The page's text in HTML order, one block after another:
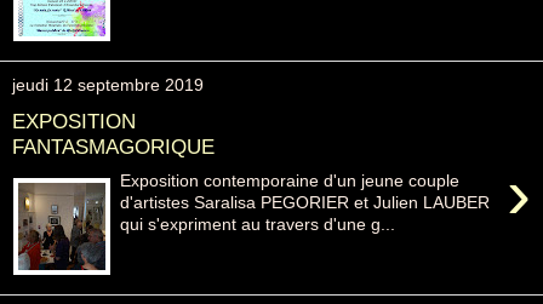
jeudi 12 septembre 2019
EXPOSITION
FANTASMAGORIQUE
›
Exposition contemporaine d'un jeune couple
d'artistes Saralisa PEGORIER et Julien LAUBER
qui s'expriment au travers d'une g...